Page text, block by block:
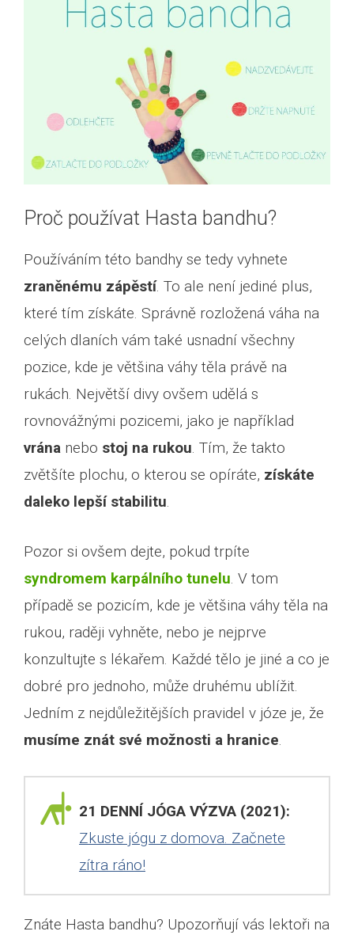
Proč používat Hasta bandhu?
Používáním této bandhy se tedy vyhnete
zraněnému zápěstí. To ale není jediné plus,
které tím získáte. Správně rozložená váha na
celých dlaních vám také usnadní všechny
pozice, kde je většina váhy těla právě na
rukách. Největší divy ovšem udělá s
rovnovážnými pozicemi, jako je například
vrána nebo stoj na rukou. Tím, že takto
zvětšíte plochu, o kterou se opíráte, získáte
daleko lepší stabilitu.
Pozor si ovšem dejte, pokud trpíte
syndromem karpálního tunelu. V tom
případě se pozicím, kde je většina váhy těla na
rukou, raději vyhněte, nebo je nejprve
konzultujte s lékařem. Každé tělo je jiné a co je
dobré pro jednoho, může druhému ublížit.
Jedním z nejdůležitějších pravidel v józe je, že
musíme znát své možnosti a hranice.
21 DENNÍ JÓGA VÝZVA (2021):
Zkuste jógu z domova. Začnete
zítra ráno!
Znáte Hasta bandhu? Upozorňují vás lektoři na